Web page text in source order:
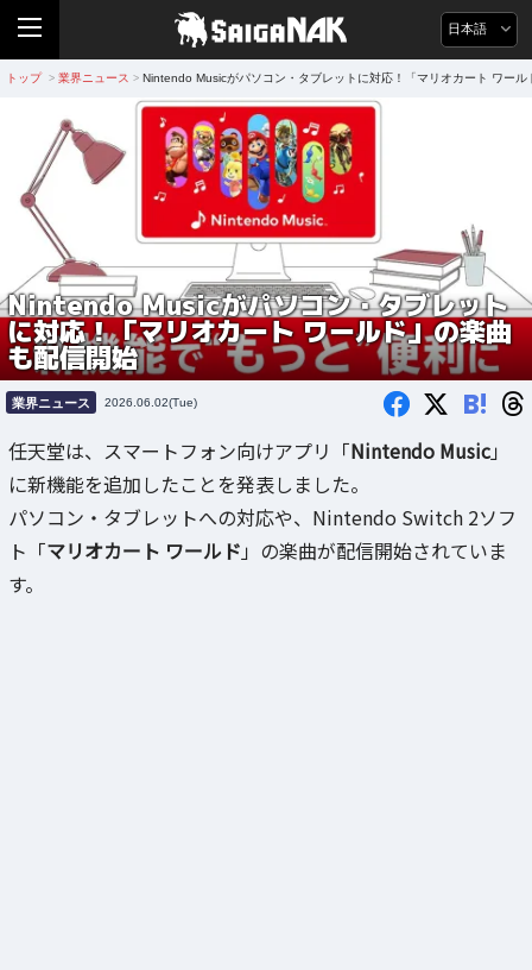
日本語
トップ > 業界ニュース > Nintendo Musicがパソコン・タブレットに対応！「マリオカート ワール
Nintendo Musicがパソコン・タブレット
に対応！「マリオカート ワールド」の楽曲
も配信開始
業界ニュース 2026.06.02(Tue) B!
任天堂は、スマートフォン向けアプリ「Nintendo Music」
に新機能を追加したことを発表しました。
パソコン・タブレットへの対応や、Nintendo Switch 2ソフ
ト「マリオカート ワールド 」の楽曲が配信開始されていま
す。